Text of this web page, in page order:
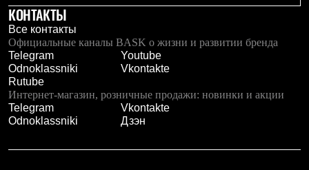
Перчатки и рукавицы
Перчатки
Рукавицы
Носки
Полезные аксессуары
Брелки
Ремни
Шевроны
Опушки
Термоковрики
В Арктику
КОНТАКТЫ
Все контакты
Официальные каналы BASK о жизни и развитии бренда
Telegram
Youtube
Odnoklassniki
Vkontakte
Rutube
Интернет-магазин, розничные продажи: новинки и акции
Telegram
Vkontakte
Odnoklassniki
Дзэн